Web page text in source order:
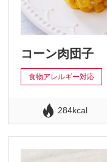
コーン肉団子
食物アレルギー対応
284kcal